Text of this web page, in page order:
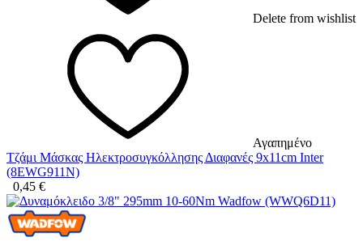
Delete from wishlist
Αγαπημένο
Τζάμι Μάσκας Ηλεκτροσυγκόλλησης Διαφανές 9x11cm Inter
(8EWG911N)
0,45 €